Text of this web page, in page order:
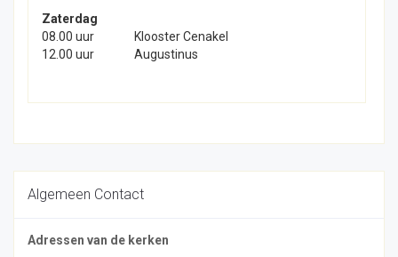
Zaterdag
08.00 uur
Klooster Cenakel
12.00 uur
Augustinus
Algemeen Contact
Adressen van de kerken